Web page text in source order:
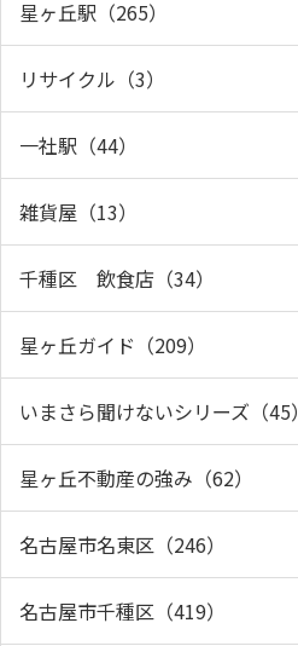
星ヶ丘駅（265）
リサイクル（3）
一社駅（44）
雑貨屋（13）
千種区 飲食店（34）
星ヶ丘ガイド（209）
いまさら聞けないシリーズ（45）
星ヶ丘不動産の強み（62）
名古屋市名東区（246）
名古屋市千種区（419）